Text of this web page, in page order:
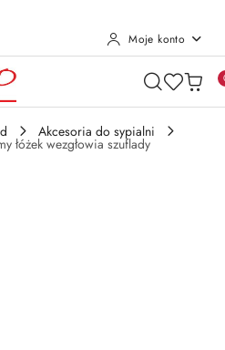
Moje konto
Akcesoria do sypialni
łóżek wezgłowia szuflady